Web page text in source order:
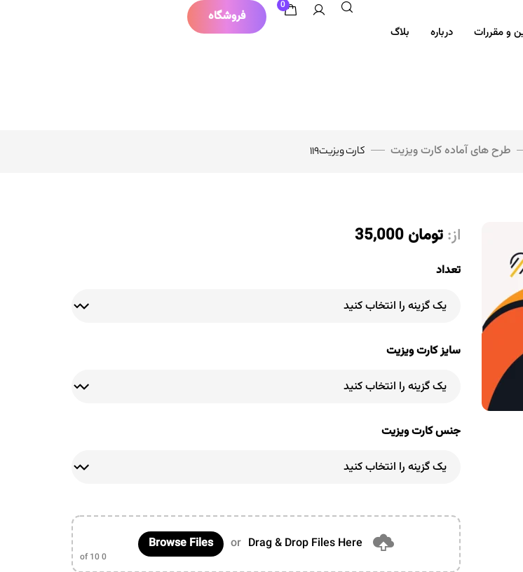
و مقررات درباره بلاگ
0
فروشگاه
طرح های آماده کارت ویزیت کارت ویزیت۱۱۹
از: تومان
تعداد
سایز کارت ویزیت
جنس کارت ویزیت
Drag & Drop Files Here
or
Browse Files
0